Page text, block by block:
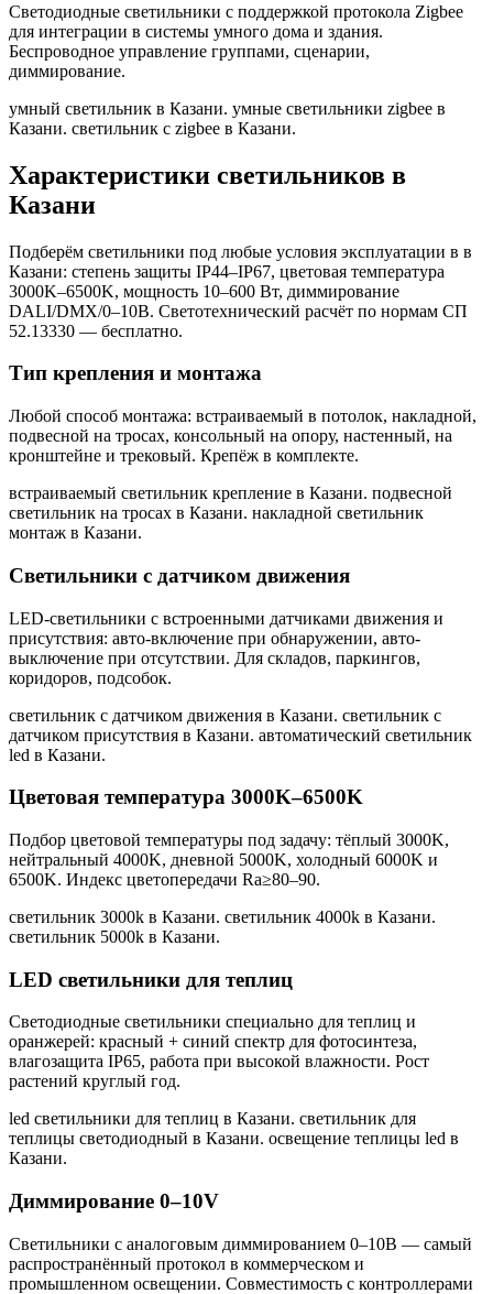
Светодиодные светильники с поддержкой протокола Zigbee
для интеграции в системы умного дома и здания.
Беспроводное управление группами, сценарии,
диммирование.
умный светильник в Казани. умные светильники zigbee в
Казани. светильник с zigbee в Казани.
Характеристики светильников в
Казани
Подберём светильники под любые условия эксплуатации в в
Казани: степень защиты IP44–IP67, цветовая температура
3000K–6500K, мощность 10–600 Вт, диммирование
DALI/DMX/0–10В. Светотехнический расчёт по нормам СП
52.13330 — бесплатно.
Тип крепления и монтажа
Любой способ монтажа: встраиваемый в потолок, накладной,
подвесной на тросах, консольный на опору, настенный, на
кронштейне и трековый. Крепёж в комплекте.
встраиваемый светильник крепление в Казани. подвесной
светильник на тросах в Казани. накладной светильник
монтаж в Казани.
Светильники с датчиком движения
LED-светильники с встроенными датчиками движения и
присутствия: авто-включение при обнаружении, авто-
выключение при отсутствии. Для складов, паркингов,
коридоров, подсобок.
светильник с датчиком движения в Казани. светильник с
датчиком присутствия в Казани. автоматический светильник
led в Казани.
Цветовая температура 3000K–6500K
Подбор цветовой температуры под задачу: тёплый 3000K,
нейтральный 4000K, дневной 5000K, холодный 6000K и
6500K. Индекс цветопередачи Ra≥80–90.
светильник 3000k в Казани. светильник 4000k в Казани.
светильник 5000k в Казани.
LED светильники для теплиц
Светодиодные светильники специально для теплиц и
оранжерей: красный + синий спектр для фотосинтеза,
влагозащита IP65, работа при высокой влажности. Рост
растений круглый год.
led светильники для теплиц в Казани. светильник для
теплицы светодиодный в Казани. освещение теплицы led в
Казани.
Диммирование 0–10V
Светильники с аналоговым диммированием 0–10В — самый
распространённый протокол в коммерческом и
промышленном освещении. Совместимость с контроллерами